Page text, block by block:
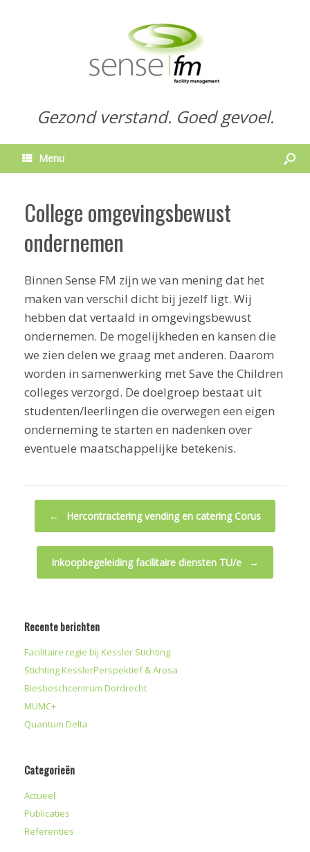
Gezond verstand. Goed gevoel.
Menu
College omgevingsbewust
ondernemen
Binnen Sense FM zijn we van mening dat het
maken van verschil dicht bij jezelf ligt. Wij
hebben dat vertaald in omgevingsbewust
ondernemen. De mogelijkheden en kansen die
we zien delen we graag met anderen. Daarom
worden in samenwerking met Save the Children
colleges verzorgd. De doelgroep bestaat uit
studenten/leerlingen die overwegen een eigen
onderneming te starten en nadenken over
eventuele maatschappelijke betekenis.
← Hercontractering vending en catering Corus
Inkoopbegeleiding facilitaire diensten TU/e →
Recente berichten
Facilitaire regie bij Kessler Stichting
Stichting KesslerPerspektief & Arosa
Biesboschcentrum Dordrecht
MUMC+
Quantum Delta
Categorieën
Actueel
Publicaties
Referenties